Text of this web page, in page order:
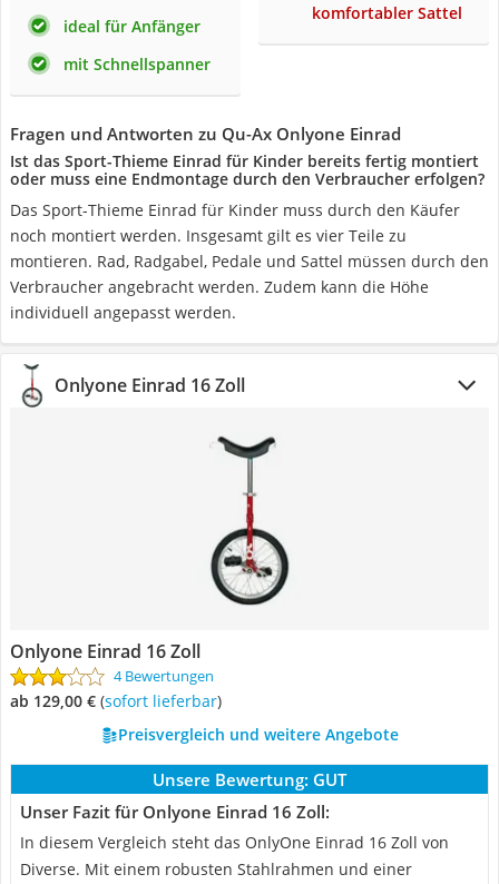
ideal für Anfänger
mit Schnellspanner
komfortabler Sattel
Fragen und Antworten zu Qu-Ax Onlyone Einrad
Ist das Sport-Thieme Einrad für Kinder bereits fertig montiert
oder muss eine Endmontage durch den Verbraucher erfolgen?
Das Sport-Thieme Einrad für Kinder muss durch den Käufer
noch montiert werden. Insgesamt gilt es vier Teile zu
montieren. Rad, Radgabel, Pedale und Sattel müssen durch den
Verbraucher angebracht werden. Zudem kann die Höhe
individuell angepasst werden.
Onlyone Einrad 16 Zoll
Onlyone Einrad 16 Zoll
4 Bewertungen
ab 129,00 € ( Sofort lieferbar)
Preisvergleich und weitere Angebote
Unsere Bewertung: GUT
Unser Fazit für Onlyone Einrad 16 Zoll:
In diesem Vergleich steht das OnlyOne Einrad 16 Zoll von
Diverse. Mit einem robusten Stahlrahmen und einer